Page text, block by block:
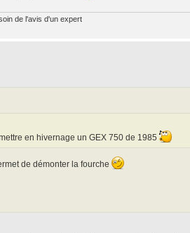
de l'avis d'un expert
en hivernage un GEX 750 de 1985
de démonter la fourche